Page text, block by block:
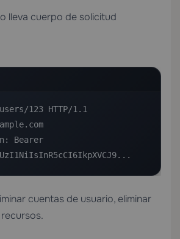
lleva cuerpo de solicitud
123 HTTP/1.1
Bearer
cuentas de usuario, eliminar